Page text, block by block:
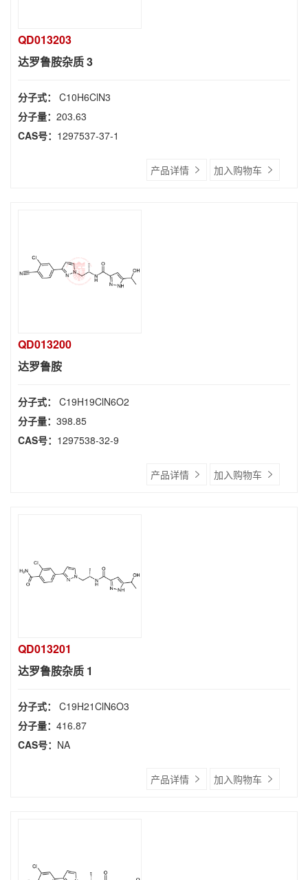
QD013203
达罗鲁胺杂质 3
分子式： C10H6ClN3
分子量： 203.63
CAS号： 1297537-37-1
产品详情 加入购物车
QD013200
达罗鲁胺
分子式： C19H19ClN6O2
分子量： 398.85
CAS号： 1297538-32-9
产品详情 加入购物车
QD013201
达罗鲁胺杂质 1
分子式： C19H21ClN6O3
分子量： 416.87
CAS号： NA
产品详情 加入购物车